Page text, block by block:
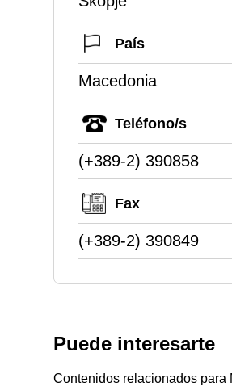
País
Macedonia
Teléfono/s
(+389-2) 390858
Fax
(+389-2) 390849
Puede interesarte
Contenidos relacionados para